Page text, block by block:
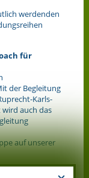
werdenden
für
der Begleitung
Karls-
auch das
auf unserer